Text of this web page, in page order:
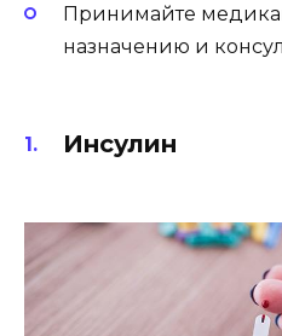
Принимайте
назначению и
Инсулин